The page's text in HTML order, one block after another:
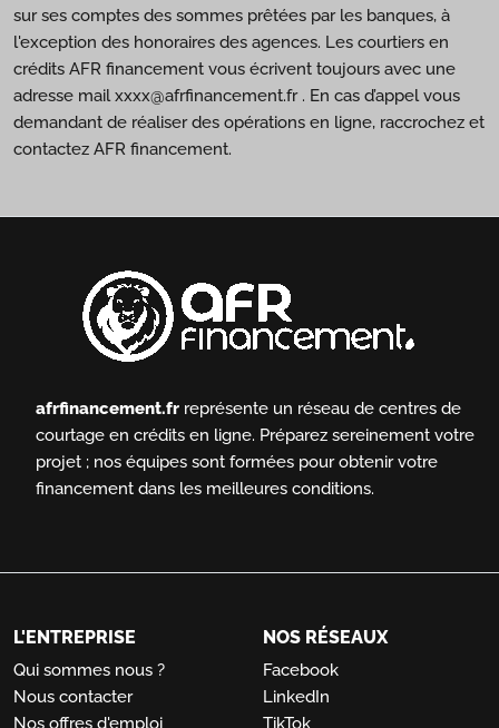
sur ses comptes des sommes prêtées par les banques, à
l'exception des honoraires des agences. Les courtiers en
crédits AFR financement vous écrivent toujours avec une
adresse mail xxxx@afrfinancement.fr . En cas d’appel vous
demandant de réaliser des opérations en ligne, raccrochez et
contactez AFR financement.
afrfinancement.fr représente un réseau de centres de
courtage en crédits en ligne. Préparez sereinement votre
projet ; nos équipes sont formées pour obtenir votre
financement dans les meilleures conditions.
L'ENTREPRISE
Qui sommes nous ?
Nous contacter
Nos offres d'emploi
NOS RÉSEAUX
Facebook
LinkedIn
TikTok